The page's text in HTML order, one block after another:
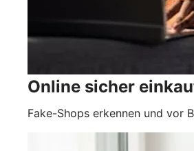
Online sicher
Fake-Shops erkennen und vor